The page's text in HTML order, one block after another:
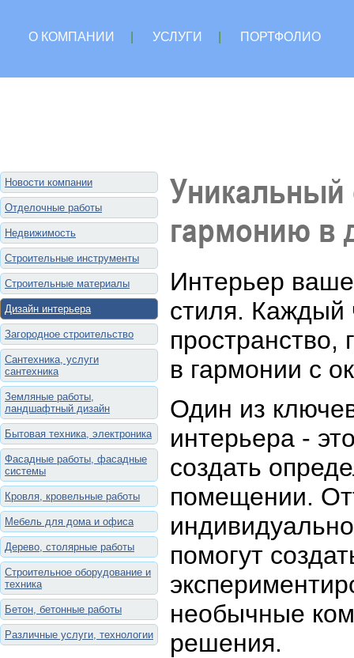
О КОМПАНИИ УСЛУГИ
ПОРТФОЛИО
Новости компании
Отделочные работы
Недвижимость
Строительные инструменты
Строительные материалы
Дизайн интерьера
Загородное строительство
Сантехника, услуги
сантехника
Земляные работы,
ландшафтный дизайн
Бытовая техника, электроника
Фасадные работы, фасадные
системы
Кровля, кровельные работы
Мебель для дома и офиса
Дерево, столярные работы
Строительное оборудование и
техника
Бетон, бетонные работы
Различные услуги, технологии
Уникальный
гармонию в
Интерьер
стиля. Каждый
пространство,
в гармонии с
Один из
интерьера -
создать
помещении.
помогут
необычные
решения.